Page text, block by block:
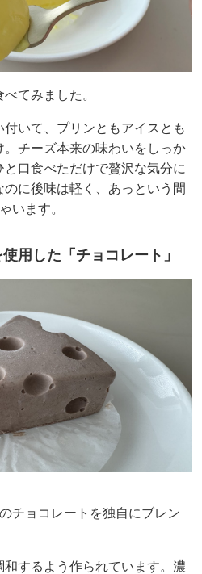
てみました。
いて、プリンともアイスとも
。チーズ本来の味わいをしっか
口食べただけで贅沢な気分に
に後味は軽く、あっという間
います。
用した「チョコレート」
チョコレートを独自にブレン
するよう作られています。濃